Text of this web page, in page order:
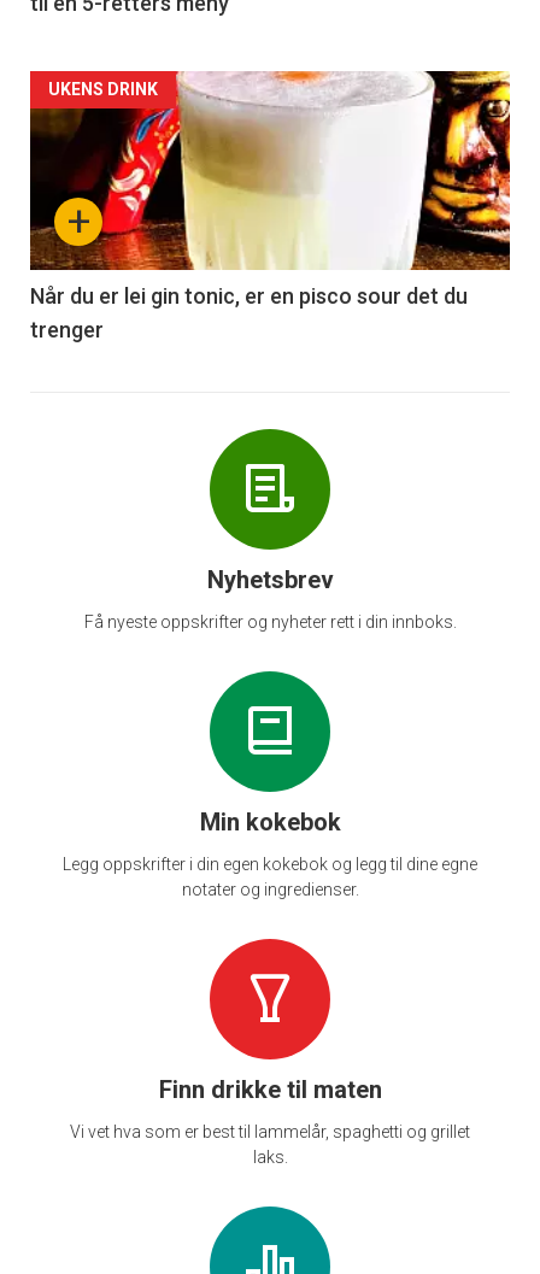
Forsiden
akkurat
nå
-
6
+
UKENS DRINK
Når du er lei gin tonic, er en pisco sour det du
trenger
Nyhetsbrev
Få nyeste oppskrifter og nyheter rett i din innboks.
Min kokebok
Legg oppskrifter i din egen kokebok og legg til dine egne
notater og ingredienser.
Finn drikke til maten
Vi vet hva som er best til lammelår, spaghetti og grillet
laks.